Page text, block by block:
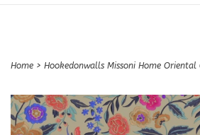
Home > Hookedonwalls Missoni Home Oriental